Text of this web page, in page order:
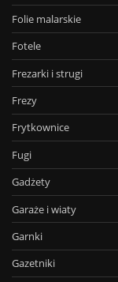
Folie malarskie
Fotele
Frezarki i strugi
Frezy
Frytkownice
Fugi
Gadżety
Garaże i wiaty
Garnki
Gazetniki